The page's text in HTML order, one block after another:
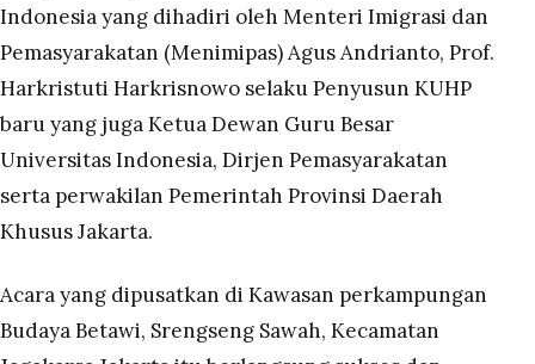
Indonesia yang dihadiri oleh Menteri Imigrasi dan
Pemasyarakatan (Menimipas) Agus Andrianto, Prof.
Harkristuti Harkrisnowo selaku Penyusun KUHP
baru yang juga Ketua Dewan Guru Besar
Universitas Indonesia, Dirjen Pemasyarakatan
serta perwakilan Pemerintah Provinsi Daerah
Khusus Jakarta.
Acara yang dipusatkan di Kawasan perkampungan
Budaya Betawi, Srengseng Sawah, Kecamatan